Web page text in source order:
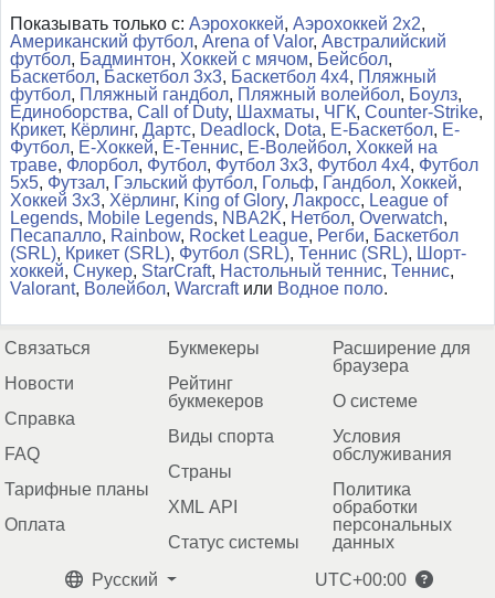
Показывать только с: Аэрохоккей, Аэрохоккей 2x2,
Американский футбол, Arena of Valor, Австралийский
футбол, Бадминтон, Хоккей с мячом, Бейсбол,
Баскетбол, Баскетбол 3x3, Баскетбол 4x4, Пляжный
футбол, Пляжный гандбол, Пляжный волейбол, Боулз,
Единоборства, Call of Duty, Шахматы, ЧГК, Counter-Strike,
Крикет, Кёрлинг, Дартс, Deadlock, Dota, Е-Баскетбол, Е-
Футбол, Е-Хоккей, Е-Теннис, Е-Волейбол, Хоккей на
траве, Флорбол, Футбол, Футбол 3x3, Футбол 4x4, Футбол
5x5, Футзал, Гэльский футбол, Гольф, Гандбол, Хоккей,
Хоккей 3x3, Хёрлинг, King of Glory, Лакросс, League of
Legends, Mobile Legends, NBA2K, Нетбол, Overwatch,
Песапалло, Rainbow, Rocket League, Регби, Баскетбол
(SRL), Крикет (SRL), Футбол (SRL), Теннис (SRL), Шорт-
хоккей, Снукер, StarCraft, Настольный теннис, Теннис,
Valorant, Волейбол, Warcraftили Водное поло.
Связаться
Новости
Справка
FAQ
Тарифные планы
Оплата
Букмекеры
Рейтинг
букмекеров
Виды спорта
Страны
XML API
Статус системы
Расширение для
браузера
О системе
Условия
обслуживания
Политика
обработки
персональных
данных
Русский UTC+00:00